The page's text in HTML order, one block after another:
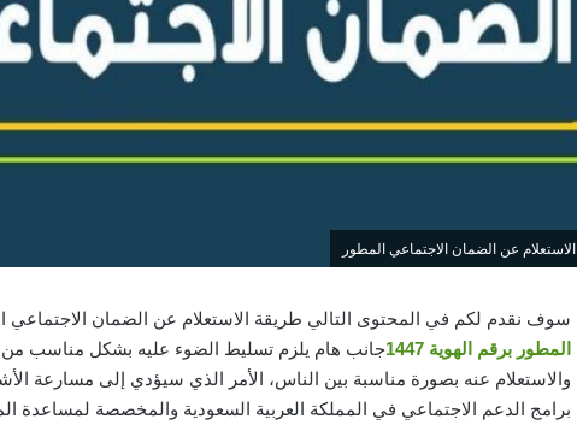
الاستعلام عن الضمان الاجتماعي المطور
سوف نقدم لكم في المحتوى التالي طريقة الاستعلام عن الضمان الاجتماعي
المطور برقم الهوية 1447
جانب هام يلزم تسليط الضوء عليه بشكل مناسب
والاستعلام عنه بصورة مناسبة بين الناس، الأمر الذي سيؤدي إلى مسارعة
برامج الدعم الاجتماعي في المملكة العربية السعودية والمخصصة لمساعدة